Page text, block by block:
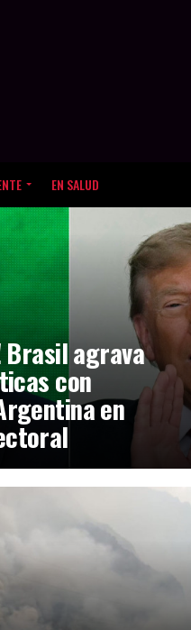
EN SALUD
Brasil agrava
con
en